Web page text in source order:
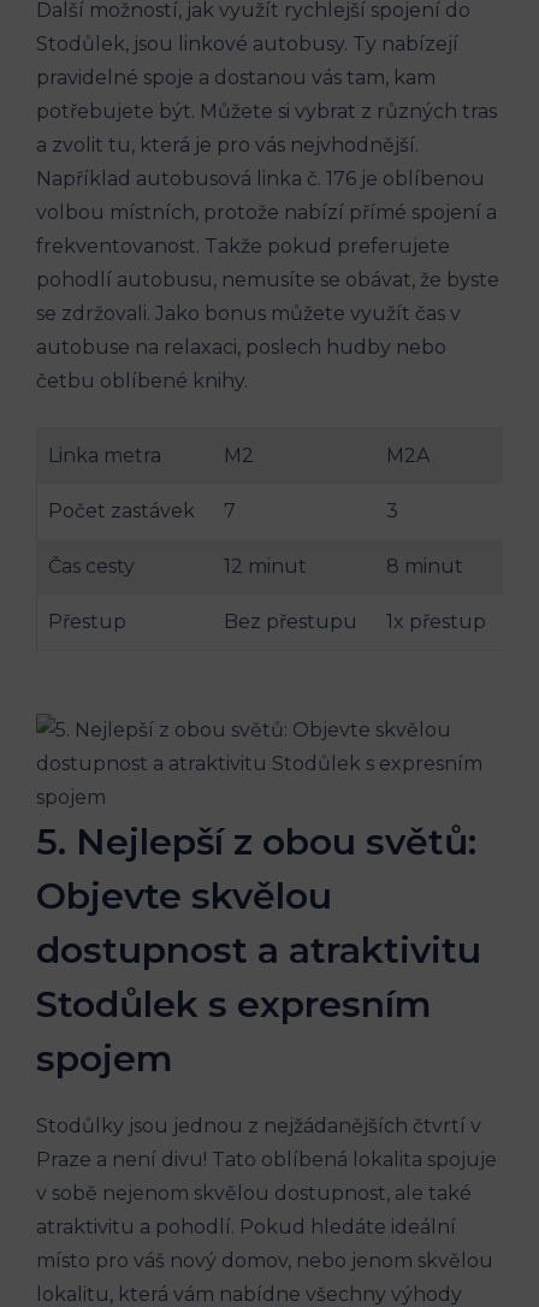
Další možností, jak využít rychlejší‍ spojení do
Stodůlek, jsou ⁤linkové ⁤autobusy. Ty nabízejí
pravidelné spoje a dostanou ⁤vás tam,​ kam
potřebujete být. Můžete si vybrat z různých tras
‍a zvolit ⁢tu, která je⁢ pro vás⁤ nejvhodnější.
Například autobusová ‌linka č. 176 je oblíbenou
volbou místních, protože ⁤nabízí přímé​ spojení a
frekventovanost. ⁤Takže⁤ pokud preferujete⁢
pohodlí autobusu, nemusíte se obávat, že byste
se⁢ zdržovali.​ Jako​ bonus můžete využít čas v
autobuse na relaxaci, ‍poslech hudby nebo
četbu oblíbené knihy.
Linka ⁢metra M2 M2A
Počet ⁣zastávek 7 3
Čas cesty 12 minut 8 minut
Přestup Bez přestupu 1x přestup
5. Nejlepší z obou světů:
Objevte ⁣skvělou
dostupnost a atraktivitu
Stodůlek s expresním
spojem
Stodůlky jsou jednou z nejžádanějších čtvrtí v
Praze a není​ divu!‌ Tato oblíbená lokalita spojuje‍
v ‍sobě‌ nejenom skvělou dostupnost, ale ⁢také
atraktivitu a pohodlí. Pokud‌ hledáte ideální
místo pro váš nový ⁢domov, ⁣nebo​ jenom skvělou
lokalitu,⁢ která vám nabídne všechny výhody‍